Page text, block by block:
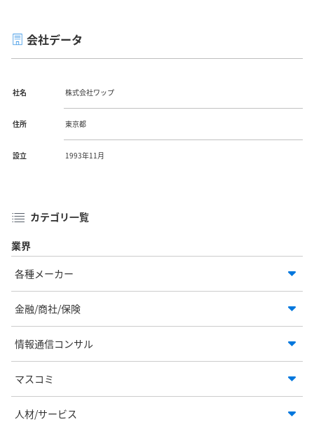
会社データ
社名 株式会社ワップ
住所 東京都
設立 1993年11月
カテゴリ一覧
業界
各種メーカー
金融/商社/保険
情報通信コンサル
マスコミ
人材/サービス